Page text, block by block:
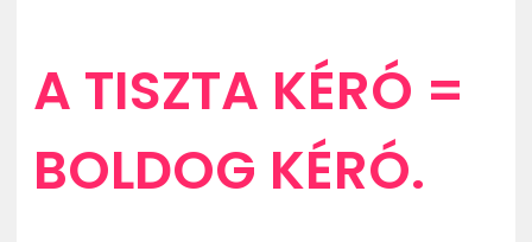
A TISZTA KÉRÓ =
BOLDOG KÉRÓ.